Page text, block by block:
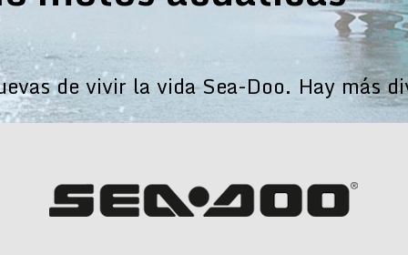
de vivir la vida Sea-Doo. Hay más